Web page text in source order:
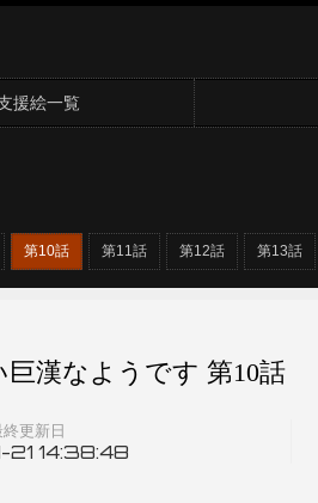
援絵一覧
第10話 第11話 第12話 第13話
終更新日
21 14:38:48
漢なようです 第10話